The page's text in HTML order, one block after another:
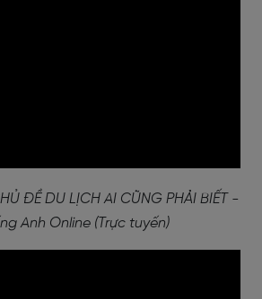
ĐỀ DU LỊCH AI CŨNG PHẢI BIẾT -
Anh Online (Trực tuyến)